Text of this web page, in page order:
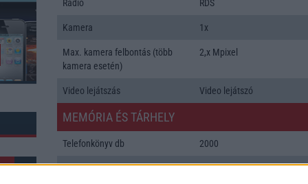
Rádió RDS
Kamera 1x
Max. kamera felbontás (több
kamera esetén)
2,x Mpixel
Video lejátszás Video lejátszó
MEMÓRIA ÉS TÁRHELY
Telefonkönyv db 2000
Min. memória 30 MB